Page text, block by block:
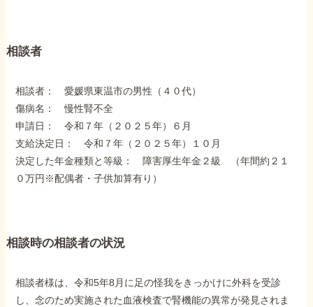
受給事例
Q&A・相談事例
障害年金コラム
事務所について
お客様からの感謝のお手紙
相談者
相談者： 愛媛県東温市の男性（４０代）
傷病名： 慢性腎不全
申請日： 令和７年（２０２５年）６月
支給決定日： 令和７年（２０２５年）１０月
決定した年金種類と等級： 障害厚生年金２級 （年間約２１
０万円※配偶者・子供加算有り）
相談時の相談者の状況
相談者様は、令和5年8月に足の怪我をきっかけに外科を受診
し、念のため実施された血液検査で腎機能の異常が発見されま